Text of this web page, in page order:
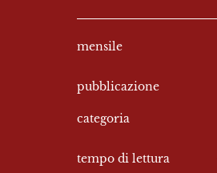
mensile
pubblicazione
categoria
tempo di lettura